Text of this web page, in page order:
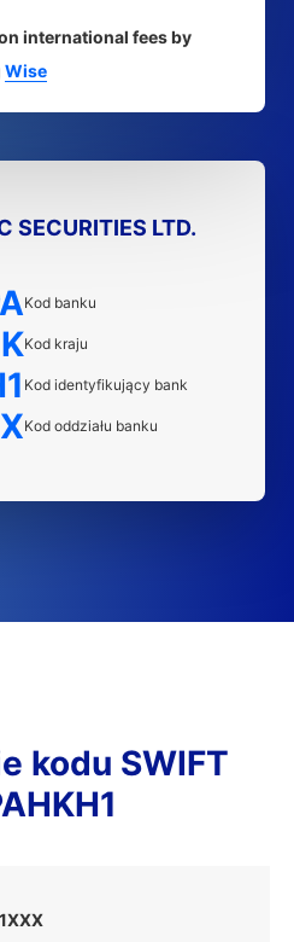
international fees by
Wise
SECURITIES LTD.
Kod banku
Kod kraju
Kod identyfikujący bank
Kod oddziału banku
kodu SWIFT